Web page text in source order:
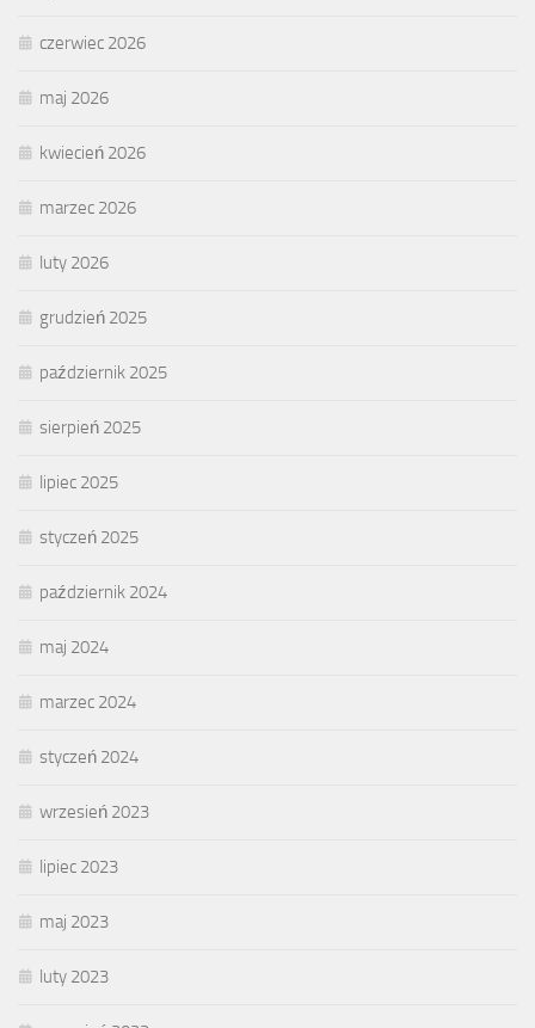
czerwiec 2026
maj 2026
kwiecień 2026
marzec 2026
luty 2026
grudzień 2025
październik 2025
sierpień 2025
lipiec 2025
styczeń 2025
październik 2024
maj 2024
marzec 2024
styczeń 2024
wrzesień 2023
lipiec 2023
maj 2023
luty 2023